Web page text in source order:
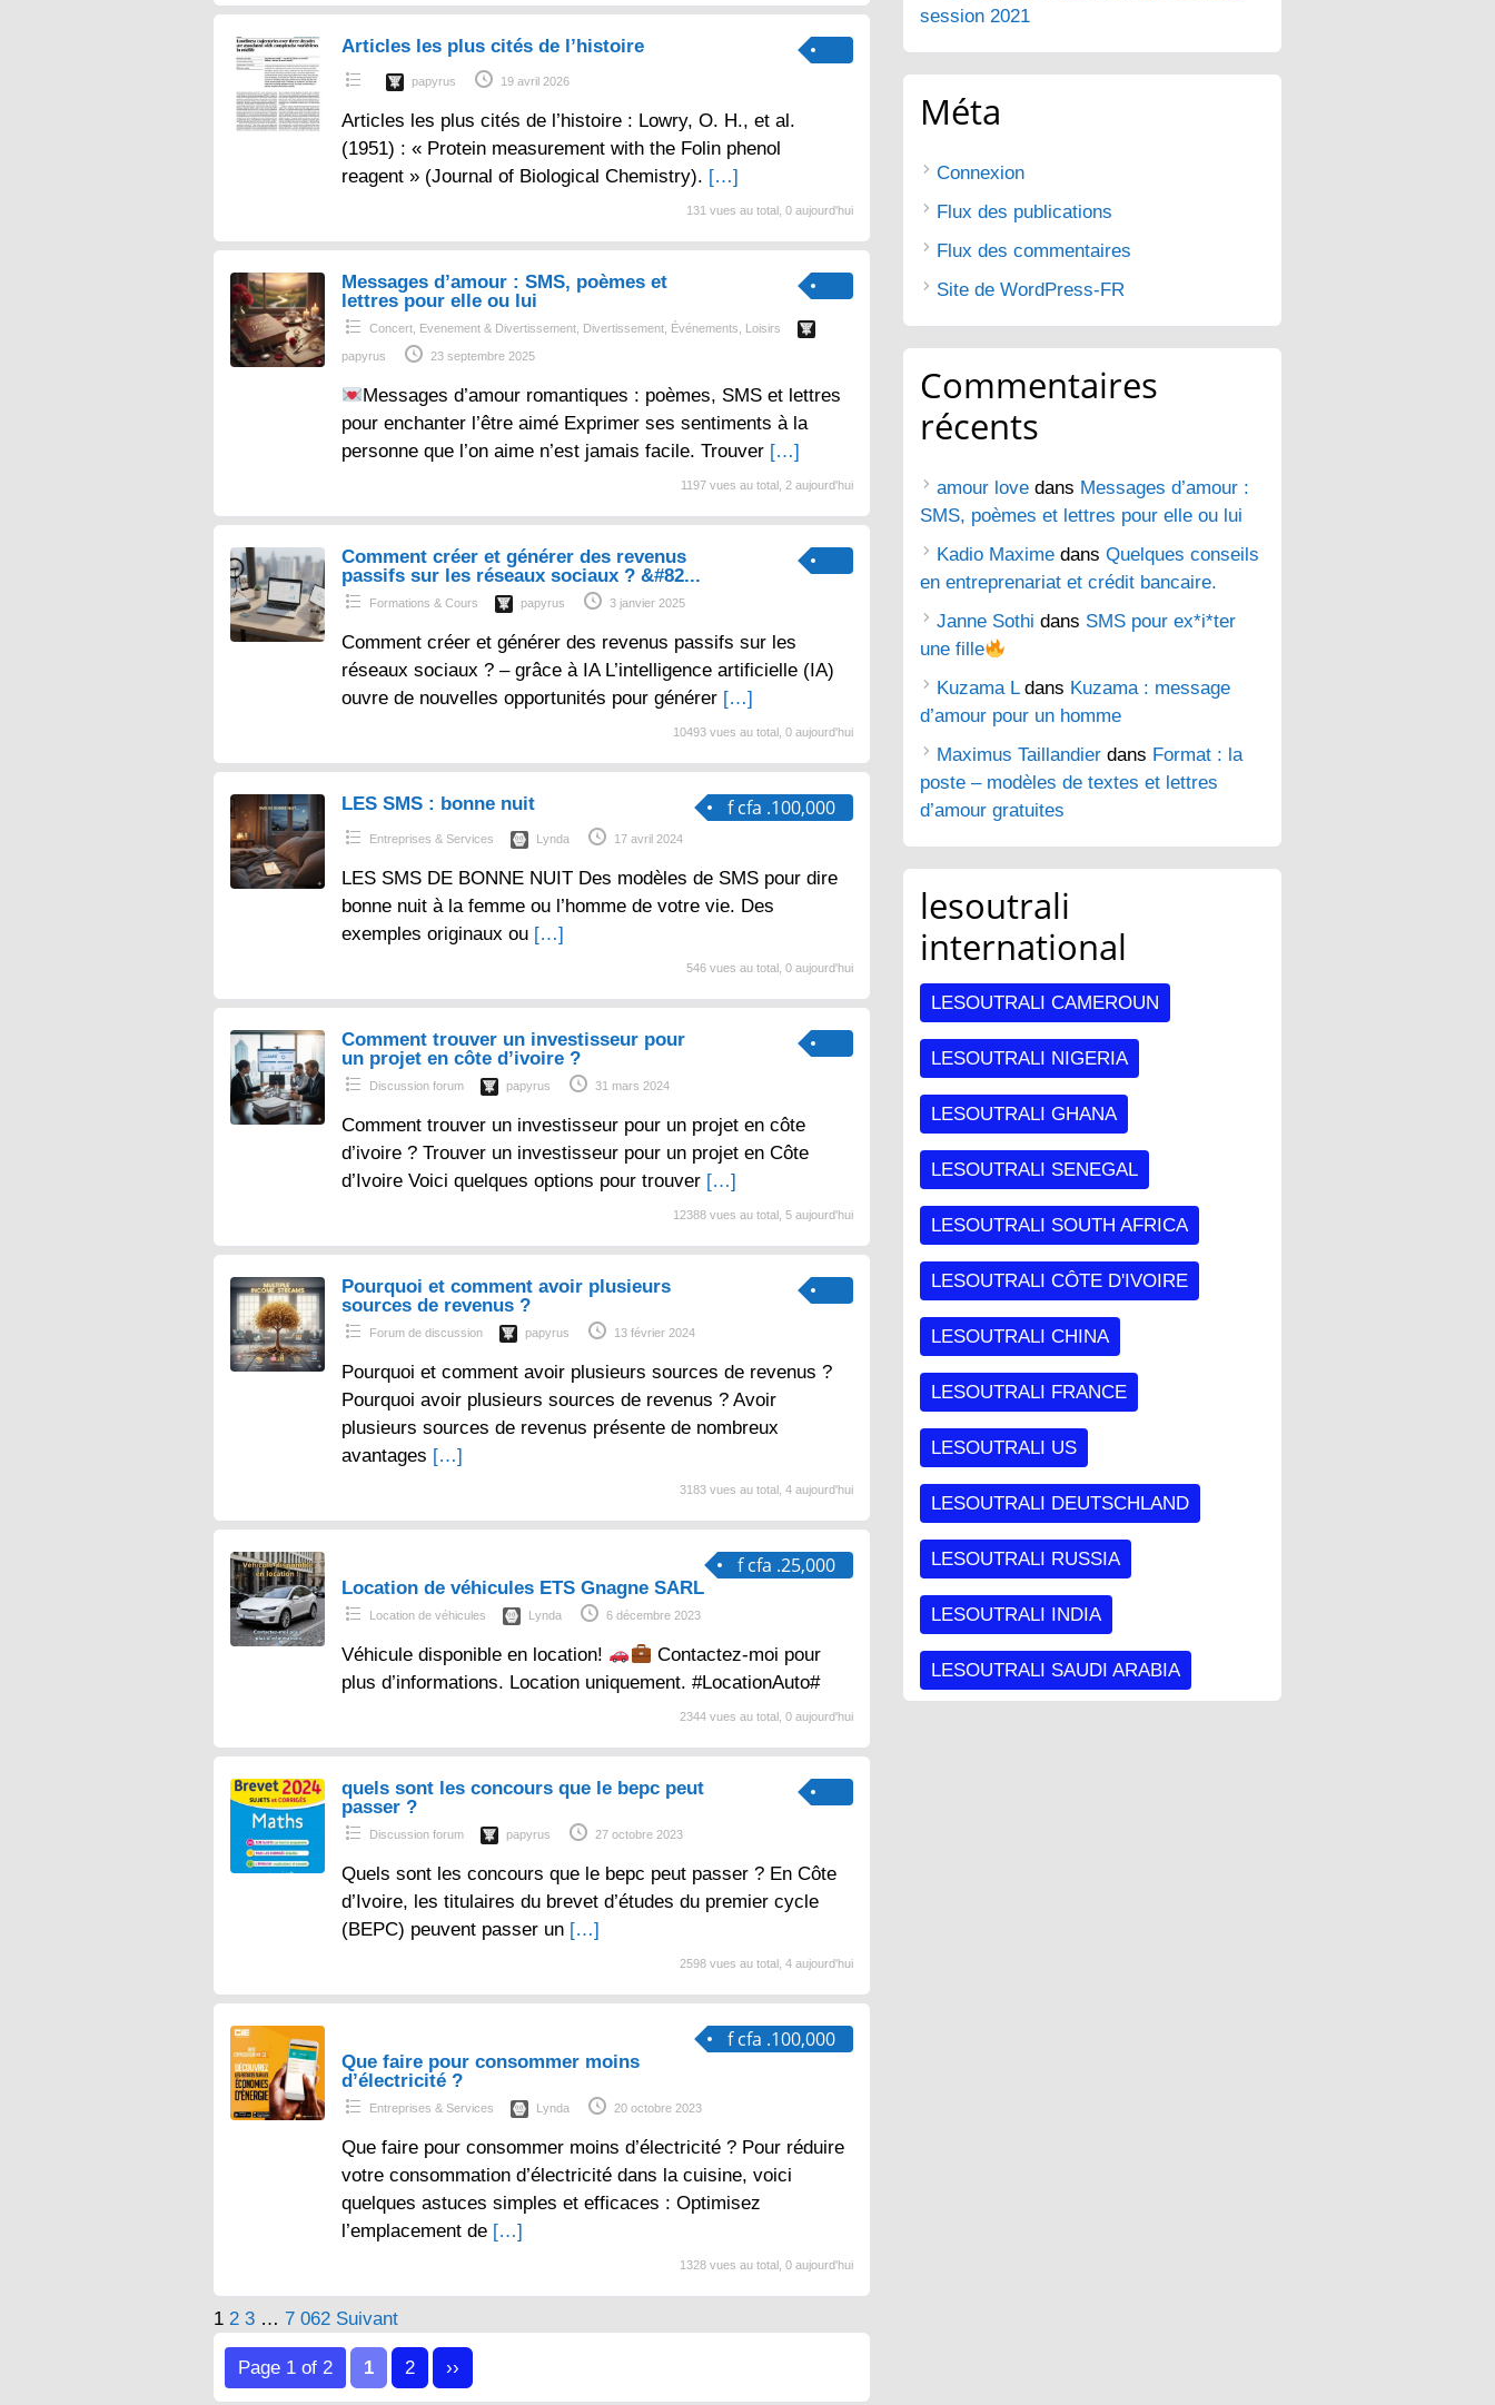
Articles les plus cités de l’histoire
papyrus 19 avril 2026
Articles les plus cités de l’histoire : Lowry, O. H., et al.
(1951) : « Protein measurement with the Folin phenol
reagent » (Journal of Biological Chemistry). […]
131 vues au total, 0 aujourd'hui
Messages d’amour : SMS, poèmes et
lettres pour elle ou lui
Concert, Evenement & Divertissement Divertissement Événements Loisirs
papyrus 23 septembre 2025
Messages d’amour romantiques : poèmes, SMS et lettres
pour enchanter l’être aimé Exprimer ses sentiments à la
personne que l’on aime n’est jamais facile. Trouver […]
1197 vues au total, 2 aujourd'hui
Comment créer et générer des revenus
passifs sur les réseaux sociaux ? &#82...
Formations & Cours papyrus 3 janvier 2025
Comment créer et générer des revenus passifs sur les
réseaux sociaux ? – grâce à IA L’intelligence artificielle (IA)
ouvre de nouvelles opportunités pour générer […]
10493 vues au total, 0 aujourd'hui
f cfa .100,000
LES SMS : bonne nuit
Entreprises & Services Lynda 17 avril 2024
LES SMS DE BONNE NUIT Des modèles de SMS pour dire
bonne nuit à la femme ou l’homme de votre vie. Des
exemples originaux ou […]
546 vues au total, 0 aujourd'hui
Comment trouver un investisseur pour
un projet en côte d’ivoire ?
Discussion forum papyrus 31 mars 2024
Comment trouver un investisseur pour un projet en côte
d’ivoire ? Trouver un investisseur pour un projet en Côte
d’Ivoire Voici quelques options pour trouver […]
12388 vues au total, 5 aujourd'hui
Pourquoi et comment avoir plusieurs
sources de revenus ?
Forum de discussion papyrus 13 février 2024
Pourquoi et comment avoir plusieurs sources de revenus ?
Pourquoi avoir plusieurs sources de revenus ? Avoir
plusieurs sources de revenus présente de nombreux
avantages […]
3183 vues au total, 4 aujourd'hui
f cfa .25,000
Location de véhicules ETS Gnagne SARL
Location de véhicules Lynda 6 décembre 2023
Véhicule disponible en location!
Contactez-moi pour
plus d’informations. Location uniquement. #LocationAuto#
2344 vues au total, 0 aujourd'hui
quels sont les concours que le bepc peut
passer ?
Discussion forum papyrus 27 octobre 2023
Quels sont les concours que le bepc peut passer ? En Côte
d’Ivoire, les titulaires du brevet d’études du premier cycle
(BEPC) peuvent passer un […]
2598 vues au total, 4 aujourd'hui
f cfa .100,000
Que faire pour consommer moins
d’électricité ?
Entreprises & Services Lynda 20 octobre 2023
Que faire pour consommer moins d’électricité ? Pour réduire
votre consommation d’électricité dans la cuisine, voici
quelques astuces simples et efficaces : Optimisez
l’emplacement de […]
1328 vues au total, 0 aujourd'hui
Pagination
des
1 2 3 … 7 062 Suivant
Page 1 of 2 1 2 ››
session 2021
Méta
Connexion
Flux des publications
Flux des commentaires
Site de WordPress-FR
Commentaires
récents
amour love dans Messages d’amour :
SMS, poèmes et lettres pour elle ou lui
Kadio Maxime dans Quelques conseils
en entreprenariat et crédit bancaire.
Janne Sothi dans SMS pour ex*i*ter
une fille
Kuzama Ldans Kuzama : message
d’amour pour un homme
Maximus Taillandier dans Format : la
poste – modèles de textes et lettres
d’amour gratuites
lesoutrali
international
LESOUTRALI CAMEROUN
LESOUTRALI NIGERIA
LESOUTRALI GHANA
LESOUTRALI SENEGAL
LESOUTRALI SOUTH AFRICA
LESOUTRALI CÔTE D'IVOIRE
LESOUTRALI CHINA
LESOUTRALI FRANCE
LESOUTRALI US
LESOUTRALI DEUTSCHLAND
LESOUTRALI RUSSIA
LESOUTRALI INDIA
LESOUTRALI SAUDI ARABIA